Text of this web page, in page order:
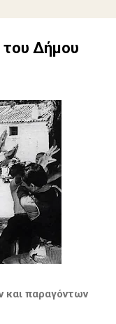
του Δήμου
και παραγόντων